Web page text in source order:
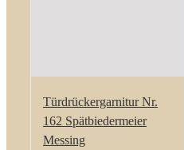
Türdrückergarnitur Nr.
162 Spätbiedermeier
Messing